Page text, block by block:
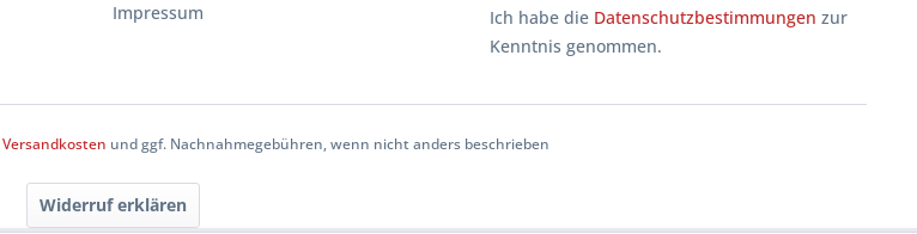
Impressum
Ich habe die Datenschutzbestimmungen zur
Kenntnis genommen.
Versandkosten und ggf. Nachnahmegebühren, wenn nicht anders beschrieben
Widerruf erklären